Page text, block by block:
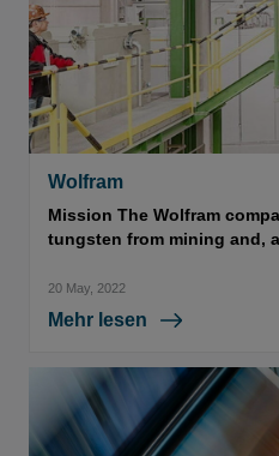
Wolfram
Mission The Wolfram
tungsten from mining and,
20 May, 2022
Mehr lesen